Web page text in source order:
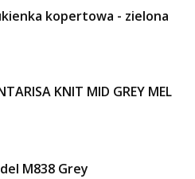
kopertowa - zielona
KNIT MID GREY MEL
M838 Grey